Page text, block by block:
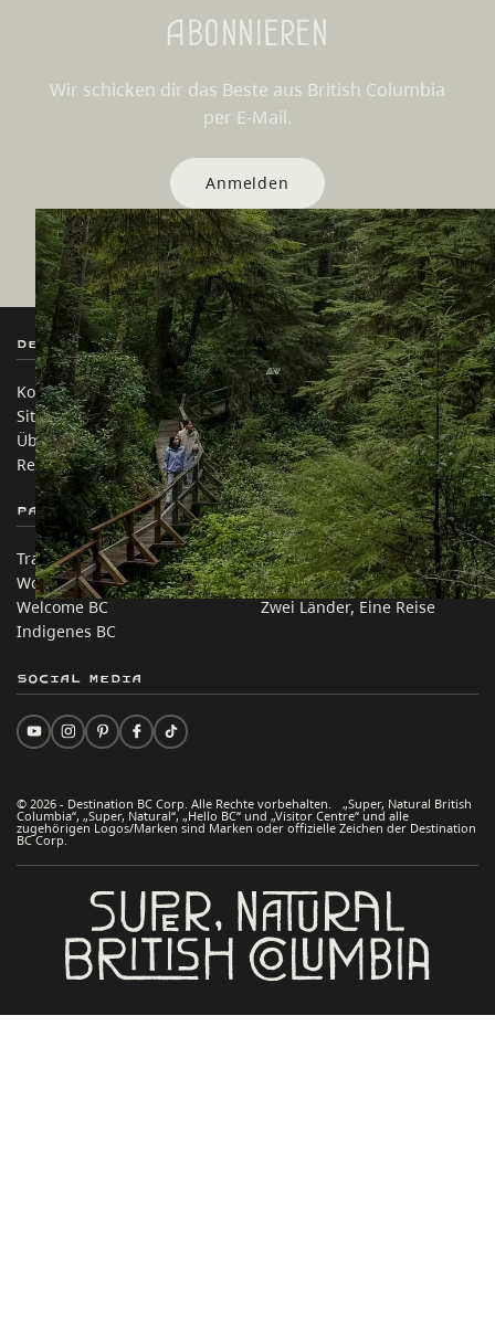
Abonnieren
Wir schicken dir das Beste aus British Columbia
per E-Mail.
Anmelden
Destination BC
Kontakt
Sitemap
Über uns
Rechtliches & Richtlinien
Unsere Websites
Reisebranche
Medien
Unternehmen
简体中文 – China
Partnerseiten
Trade & Invest BC
Work BC
Welcome BC
Indigenes BC
Auf dieser Website
Reisevorschläge
Praktische Tipps
Zwei Länder, Eine Reise
© 2026 - Destination BC Corp. Alle Rechte vorbehalten. „Super, Natural British
Columbia“, „Super, Natural“, „Hello BC“ und „Visitor Centre“ und alle
zugehörigen Logos/Marken sind Marken oder offizielle Zeichen der Destination
BC Corp.
Social Media